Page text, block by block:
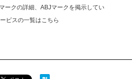
ークの詳細、ABJマークを掲示してい
ビスの一覧はこちら